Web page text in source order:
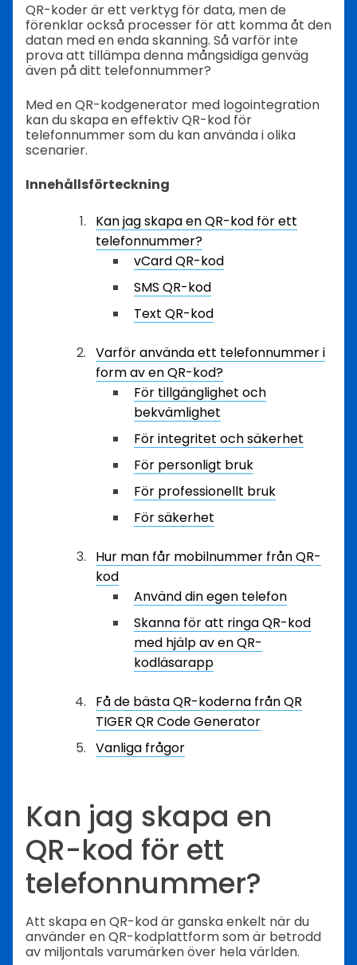
QR-koder är ett verktyg för data, men de
förenklar också processer för att komma åt den
datan med en enda skanning. Så varför inte
prova att tillämpa denna mångsidiga genväg
även på ditt telefonnummer?
Med en QR-kodgenerator med logointegration
kan du skapa en effektiv QR-kod för
telefonnummer som du kan använda i olika
scenarier.
Innehållsförteckning
Kan jag skapa en QR-kod för ett
telefonnummer?
vCard QR-kod
SMS QR-kod
Text QR-kod
Varför använda ett telefonnummer i
form av en QR-kod?
För tillgänglighet och
bekvämlighet
För integritet och säkerhet
För personligt bruk
För professionellt bruk
För säkerhet
Hur man får mobilnummer från QR-
kod
Använd din egen telefon
Skanna för att ringa QR-kod
med hjälp av en QR-
kodläsarapp
Få de bästa QR-koderna från QR
TIGER QR Code Generator
Vanliga frågor
Kan jag skapa en
QR-kod för ett
telefonnummer?
Att skapa en QR-kod är ganska enkelt när du
använder en QR-kodplattform som är betrodd
av miljontals varumärken över hela världen.